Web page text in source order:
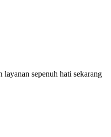
layanan sepenuh hati sekarang